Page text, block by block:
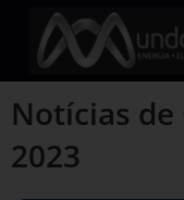
Notícias de
2023